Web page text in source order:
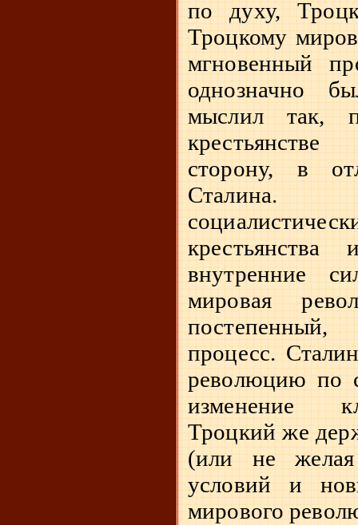
по духу,
Троцкому
мгновенный
однозначно
мыслил так,
сторону, в
Сталина.
внутренние
мировая
процесс.
революцию по
изменение
Троцкий же
(или не
условий и
мирового